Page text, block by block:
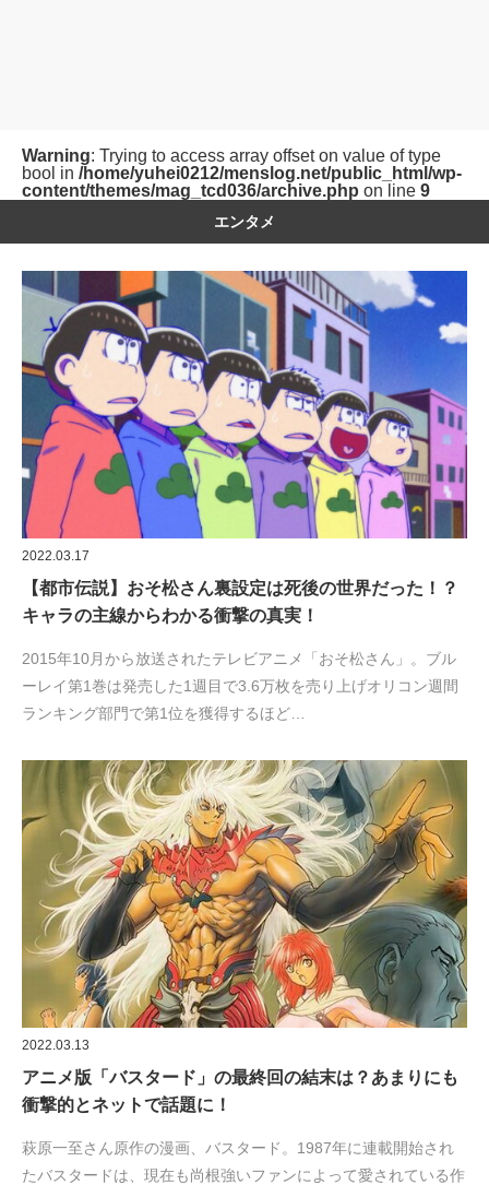
Warning: Trying to access array offset on value of type
bool in /home/yuhei0212/menslog.net/public_html/wp-
content/themes/mag_tcd036/archive.php on line 9
エンタメ
2022.03.17
【都市伝説】おそ松さん裏設定は死後の世界だった！？
キャラの主線からわかる衝撃の真実！
2015年10月から放送されたテレビアニメ「おそ松さん」。ブル
ーレイ第1巻は発売した1週目で3.6万枚を売り上げオリコン週間
ランキング部門で第1位を獲得するほど…
2022.03.13
アニメ版「バスタード」の最終回の結末は？あまりにも
衝撃的とネットで話題に！
萩原一至さん原作の漫画、バスタード。1987年に連載開始され
たバスタードは、現在も尚根強いファンによって愛されている作